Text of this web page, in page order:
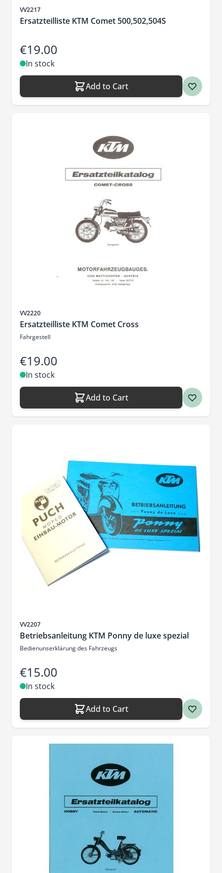
Sku
VV2217
Ersatzteilliste KTM Comet 500,502,504S
€19.00
In stock
Add to Cart
Sku
VV2220
Ersatzteilliste KTM Comet Cross
Fahrgestell
€19.00
In stock
Add to Cart
Sku
VV2207
Betriebsanleitung KTM Ponny de luxe spezial
Bedienunserklärung des Fahrzeugs
€15.00
In stock
Add to Cart